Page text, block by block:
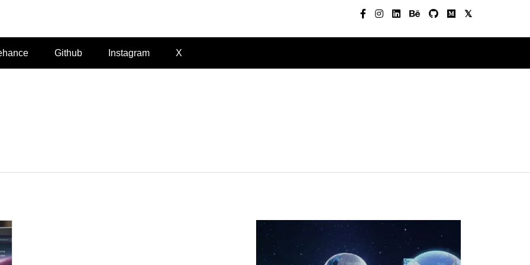
Github Instagram X